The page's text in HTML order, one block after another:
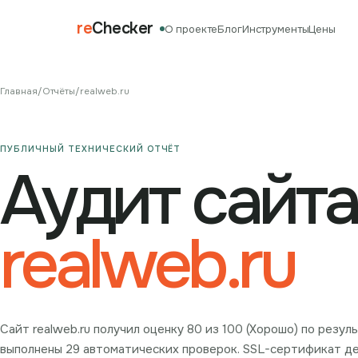
reChecker О проектеБлогИнструментыЦены
Главная/Отчёты/realweb.ru
ПУБЛИЧНЫЙ ТЕХНИЧЕСКИЙ ОТЧЁТ
Аудит сайта
realweb.ru
Сайт realweb.ru получил оценку 80 из 100 (Хорошо) по
выполнены 29 автоматических проверок. SSL-сертификат